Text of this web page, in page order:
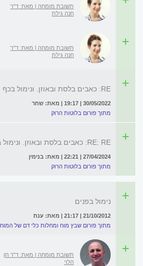
תשובת מומחה | מאת: ד"ר
חנה גילת
תשובת מומחה | מאת: ד"ר
חנה גילת
RE: כאבים בלסת ובאוזן. ונימול בכף יד ורג ל
30/05/2022 | 19:17 | מאת: שחר
מתוך פורום בלוטות הרוק
RE: RE: כאבים בלסת ובאוזן. ונימול בכף יד ורג ל
27/04/2024 | 22:21 | מאת: בנימין
מתוך פורום בלוטות הרוק
נימול בפנים
21/10/2012 | 21:17 | מאת: ענת
מתוך פורום שבץ מוח ומחלות כלי דם של המוח
תשובת מומחה | מאת: ד"ר חן
הלוי